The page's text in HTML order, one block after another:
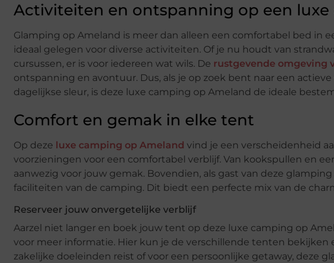
Activiteiten en ontspanning op een
Glamping op Ameland is meer dan alleen een comfortabel bed in
ideaal gelegen voor diverse activiteiten. Of je nu houdt van
cursussen, er is voor iedereen wat wils. De rustgevende omgeving
ontspanning en avontuur. Dus, als je op zoek bent naar een
dagelijkse sleur, is deze luxe camping op Ameland de ideale
Comfort en gemak in elke tent
Op deze luxe camping op Ameland vind je een verscheidenheid
voorzieningen voor een comfortabel verblijf. Van kookspullen en
aanwezig voor jouw gemak. Bovendien, als gast van deze
faciliteiten van de camping. Dit biedt een perfecte mix van de
Reserveer jouw onvergetelijke verblijf
Aarzel niet langer en boek jouw tent op deze luxe camping op
voor meer informatie. Hier kun je de verschillende tenten bekijken
zakelijke doeleinden reist of voor een persoonlijke getaway, deze